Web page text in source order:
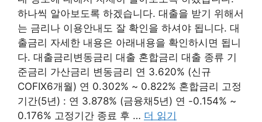
하나씩 알아보도록 하겠습니다. 대출을 받기 위해서
는 금리나 이용안내도 잘 확인을 하셔야 됩니다. 대
출금리 자세한 내용은 아래내용을 확인하시면 됩니
다. 대출금리변동금리 대출 혼합금리 대출 종류 기
준금리 가산금리 변동금리 연 3.620% (신규
COFIX6개월) 연 0.302% ~ 0.822% 혼합금리 고정
기간(5년) : 연 3.878% (금융채5년) 연 -0.154% ~
0.176% 고정기간 종료 후 … 더 읽기